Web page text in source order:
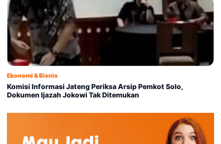
Ekonomi & Bisnis
Komisi Informasi Jateng Periksa Arsip Pemkot Solo,
Dokumen Ijazah Jokowi Tak Ditemukan